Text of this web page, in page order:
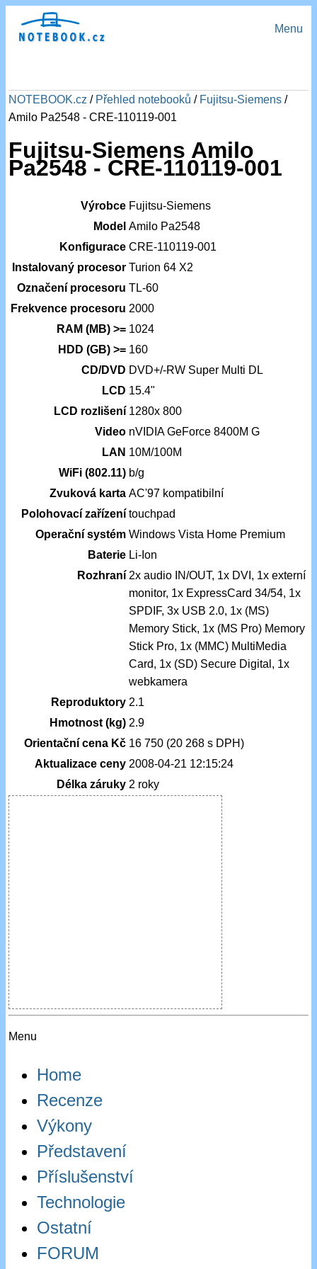
Menu
NOTEBOOK.cz / Přehled notebooků / Fujitsu-Siemens /
Amilo Pa2548 - CRE-110119-001
Fujitsu-Siemens Amilo
Pa2548 - CRE-110119-001
Výrobce Fujitsu-Siemens
Model Amilo Pa2548
Konfigurace CRE-110119-001
Instalovaný procesor Turion 64 X2
Označení procesoru TL-60
Frekvence procesoru 2000
RAM (MB) >= 1024
HDD (GB) >= 160
CD/DVD DVD+/-RW Super Multi DL
LCD 15.4"
LCD rozlišení 1280x 800
Video nVIDIA GeForce 8400M G
LAN 10M/100M
WiFi (802.11) b/g
Zvuková karta AC'97 kompatibilní
Polohovací zařízení touchpad
Operační systém Windows Vista Home Premium
Baterie Li-Ion
Rozhraní 2x audio IN/OUT, 1x DVI, 1x externí
monitor, 1x ExpressCard 34/54, 1x
SPDIF, 3x USB 2.0, 1x (MS)
Memory Stick, 1x (MS Pro) Memory
Stick Pro, 1x (MMC) MultiMedia
Card, 1x (SD) Secure Digital, 1x
webkamera
Reproduktory 2.1
Hmotnost (kg) 2.9
Orientační cena Kč 16 750 (20 268 s DPH)
Aktualizace ceny 2008-04-21 12:15:24
Délka záruky 2 roky
Menu
Home
Recenze
Výkony
Představení
Příslušenství
Technologie
Ostatní
FORUM